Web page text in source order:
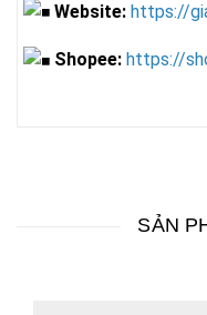
Website: https://
Shopee: https://
SẢN